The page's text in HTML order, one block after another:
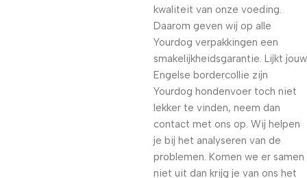
kwaliteit van onze voeding.
Daarom geven wij op alle
Yourdog verpakkingen een
smakelijkheidsgarantie. Lijkt jouw
Engelse bordercollie zijn
Yourdog hondenvoer toch niet
lekker te vinden, neem dan
contact met ons op. Wij helpen
je bij het analyseren van de
problemen. Komen we er samen
niet uit dan krijg je van ons het